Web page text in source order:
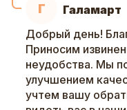
Г Галамарт
Добрый день!
Приносим
неудобства. Мы
улучшением
учтем вашу